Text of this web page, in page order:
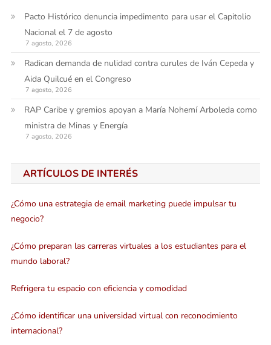
Pacto Histórico denuncia impedimento para usar el Capitolio
Nacional el 7 de agosto
7 agosto, 2026
Radican demanda de nulidad contra curules de Iván Cepeda y
Aida Quilcué en el Congreso
7 agosto, 2026
RAP Caribe y gremios apoyan a María Nohemí Arboleda como
ministra de Minas y Energía
7 agosto, 2026
ARTÍCULOS DE INTERÉS
¿Cómo una estrategia de email marketing puede impulsar tu
negocio?
¿Cómo preparan las carreras virtuales a los estudiantes para el
mundo laboral?
Refrigera tu espacio con eficiencia y comodidad
¿Cómo identificar una universidad virtual con reconocimiento
internacional?